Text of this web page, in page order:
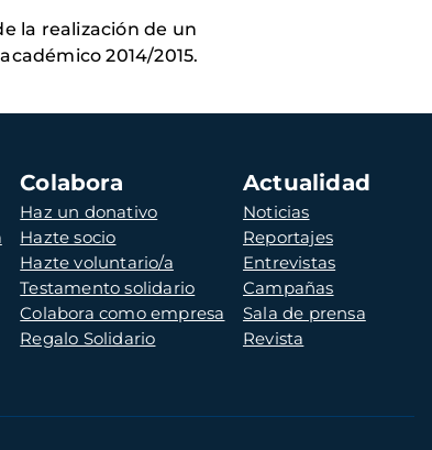
la realización de un
2014/2015.
Colabora
Haz un donativo
Hazte socio
Hazte voluntario/a
Testamento solidario
Colabora como empresa
Regalo Solidario
Actualidad
Noticias
Reportajes
Entrevistas
Campañas
Sala de prensa
Revista